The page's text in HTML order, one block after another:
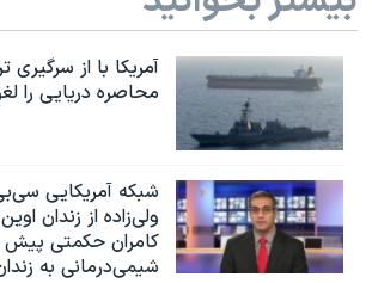
آمریکا با از سرگیری
محاصره دریایی را
شبکه آمریکایی
ولی‌زاده از زندان
کامران حکمتی پیش
شیمی‌درمانی به